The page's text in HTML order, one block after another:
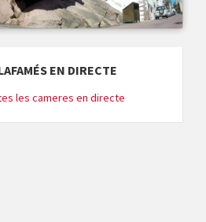
EN DIRECTE
les cameres en directe